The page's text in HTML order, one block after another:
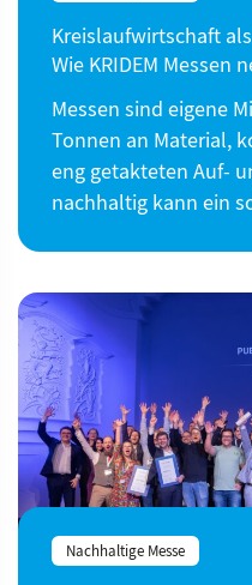
Kreislaufwirtschaft
Wie KRIDEM Messen
Messen sind eigene
Tonnen an Material,
eng getakteten Auf-
nachhaltig kann ein
Nachhaltige Messe